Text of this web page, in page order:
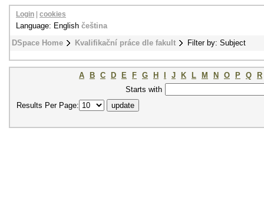
DSpace Home Kvalifikační práce dle fakult Filter by: Subject
Login cookies
Language: English čeština
A B C D E F G H J K L M N O P Q
R
Starts with
Results Per Page: